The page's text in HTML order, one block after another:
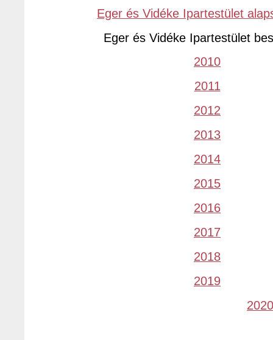
Eger és Vidéke Ipartestület
Eger és Vidéke Ipartestület
2010
2011
2012
2013
2014
2015
2016
2017
2018
2019
2020